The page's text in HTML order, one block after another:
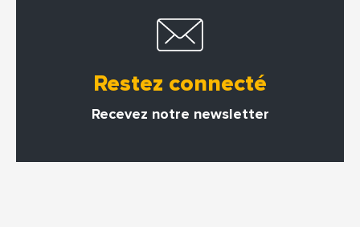
Restez connecté
Recevez notre newsletter